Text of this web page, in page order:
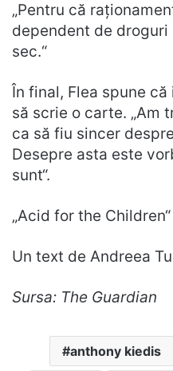
„Pentru că
dependent de
sec.“
În final, Flea spune
să scrie o carte. „Am
ca să fiu sincer
Desepre asta este
sunt“.
„Acid for the
Un text de Andreea
Sursa: The Guardian
anthony kiedis